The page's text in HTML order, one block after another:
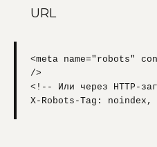
URL
<meta name="robots"
/>
<!-- Или через HTTP-
X-Robots-Tag: